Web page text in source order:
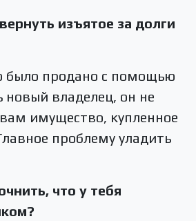
изъятое за долги
было продано с помощью
новый владелец, он не
имущество, купленное
проблему уладить
что у тебя